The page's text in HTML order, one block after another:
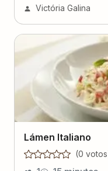
Victória Galina
Lámen Italiano
(0 votos